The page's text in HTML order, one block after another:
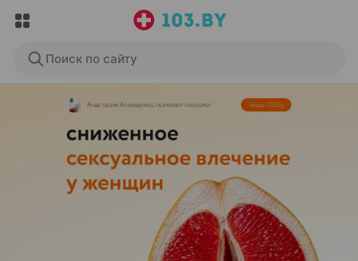
Поиск по сайту
ЭФФЕКТИВНАЯ РЕКЛАМА НА САЙТЕ